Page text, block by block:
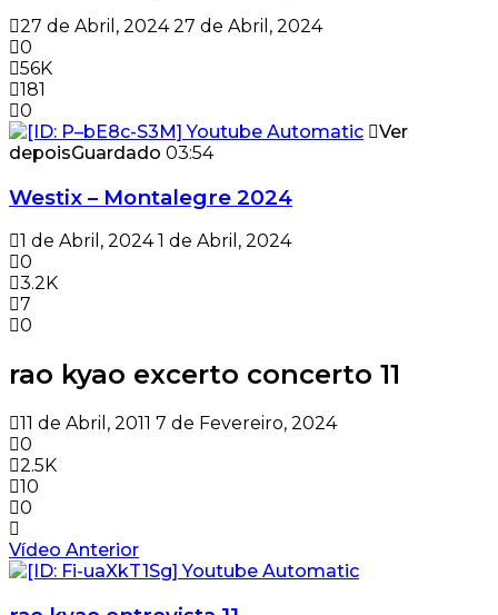
27 de Abril, 2024 27 de Abril, 2024
0
56K
181
0
Ver
depoisGuardado 03:54
Westix – Montalegre 2024
1 de Abril, 2024 1 de Abril, 2024
0
3.2K
7
0
rao kyao excerto concerto 11
11 de Abril, 2011 7 de Fevereiro, 2024
0
2.5K
10
0
Vídeo Anterior